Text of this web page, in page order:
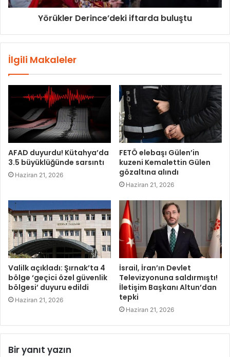
Yörükler Derince’deki iftarda buluştu
İlgili Makaleler
AFAD duyurdu! Kütahya’da
3.5 büyüklüğünde sarsıntı
Haziran 21, 2026
FETÖ elebaşı Gülen’in
kuzeni Kemalettin Gülen
gözaltına alındı
Haziran 21, 2026
Valilk açıkladı: Şırnak’ta 4
bölge ‘geçici özel güvenlik
bölgesi’ duyuru edildi
Haziran 21, 2026
İsrail, İran’ın Devlet
Televizyonuna saldırmıştı!
İletişim Başkanı Altun’dan
tepki
Haziran 21, 2026
Bir yanıt yazın